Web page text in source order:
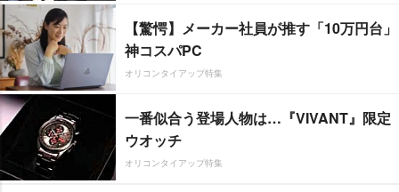
【驚愕】メーカー社員が推す「10万円台」
神コスパPC
オリコンタイアップ特集
一番似合う登場人物は…『VIVANT』限定
ウオッチ
オリコンタイアップ特集